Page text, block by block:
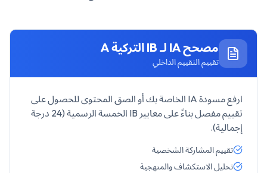
مصحح IA لـ IB التركية A
تقييم التقييم الداخلي
ارفع مسودة IA الخاصة بك أو الصق المحتوى للحصول على
تقييم مفصل بناءً على معايير IB الخمسة الرسمية (24 درجة
إجمالية).
تقييم المشاركة الشخصية
تحليل الاستكشاف والمنهجية